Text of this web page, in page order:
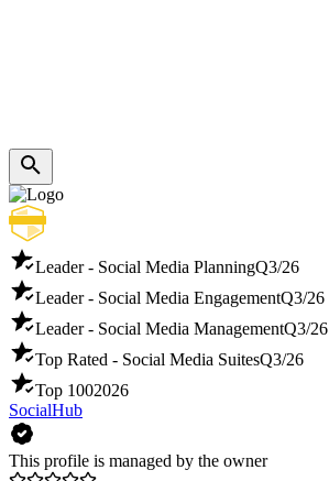
Leader - Social Media PlanningQ3/26
Leader - Social Media EngagementQ3/26
Leader - Social Media ManagementQ3/26
Top Rated - Social Media SuitesQ3/26
Top 1002026
SocialHub
This profile is managed by the owner